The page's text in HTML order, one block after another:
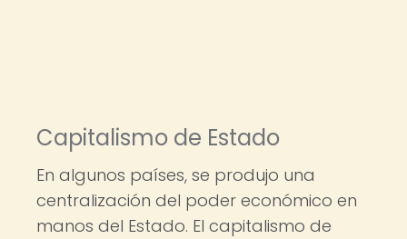
Capitalismo de Estado
En algunos países, se produjo una
centralización del poder económico en
manos del Estado. El capitalismo de